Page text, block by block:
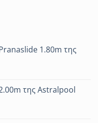
1.80m της
της Astralpool